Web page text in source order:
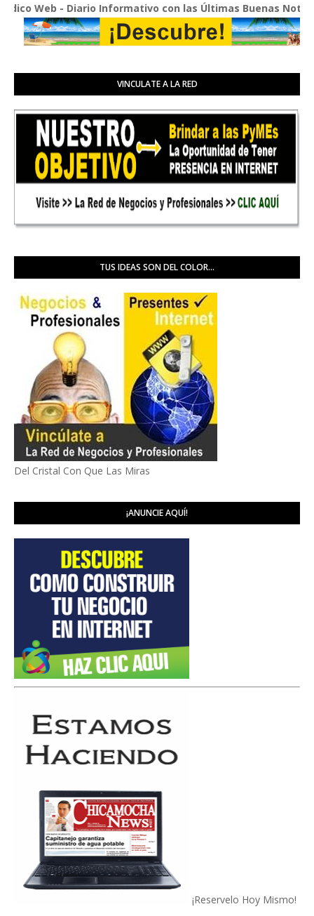
- Diario Informativo con las Últimas Buenas Noticias de
VINCULATE A LA RED
TUS IDEAS SON DEL COLOR...
Del Cristal Con Que Las Miras
¡ANUNCIE AQUÍ!
¡Reservelo Hoy Mismo!